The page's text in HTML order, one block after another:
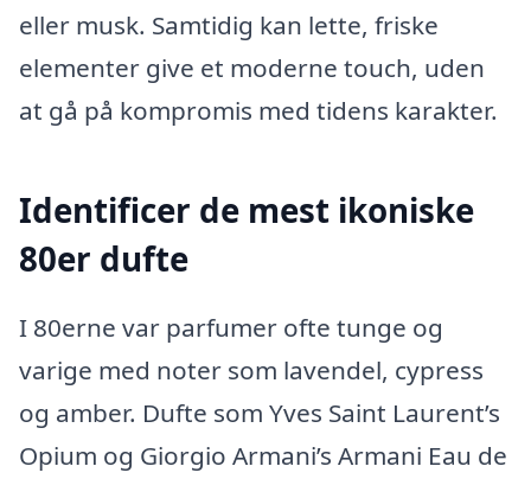
eller musk. Samtidig kan lette, friske
elementer give et moderne touch, uden
at gå på kompromis med tidens karakter.
Identificer de mest ikoniske
80er dufte
I 80erne var parfumer ofte tunge og
varige med noter som lavendel, cypress
og amber. Dufte som Yves Saint Laurent’s
Opium og Giorgio Armani’s Armani Eau de